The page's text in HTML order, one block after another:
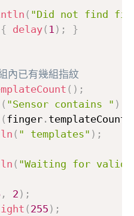
( "Did not find
{ delay( 1 ) ;
}
已有幾組指紋
( ) ;
( "Sensor contains " )
( finger. templateCount
( " templates" ) ;
( "Waiting for
, 2 ) ;
( 255 ) ;